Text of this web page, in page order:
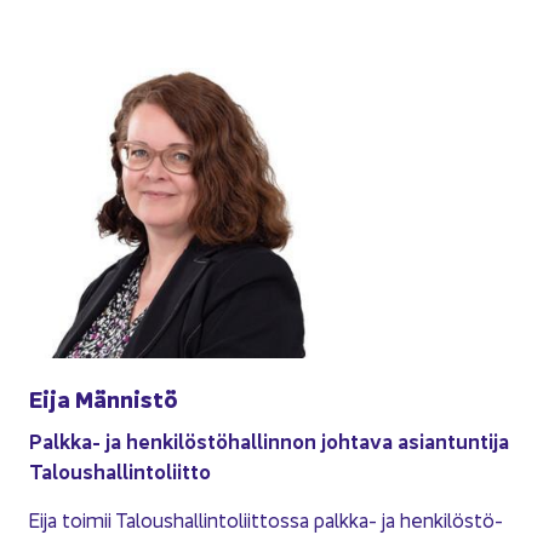
Eija Män­nis­tö
Palkka-​ ja hen­ki­lös­tö­hal­lin­non joh­ta­va asian­tun­ti­ja
Ta­lous­hal­lin­to­liit­to
Eija toi­mii Ta­lous­hal­lin­to­liit­tos­sa palkka-​ ja hen­ki­lös­tö­